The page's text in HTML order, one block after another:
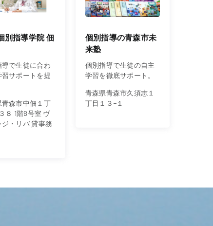
別指導学院 佃
導で生徒に合わ
習サポートを提
青森市中佃１丁
８ 1階B号室 ヴ
ジ・リバ 貸事務
個別指導の青森市未
来塾
個別指導で生徒の自主
学習を徹底サポート。
青森県青森市久須志１
丁目１３−１